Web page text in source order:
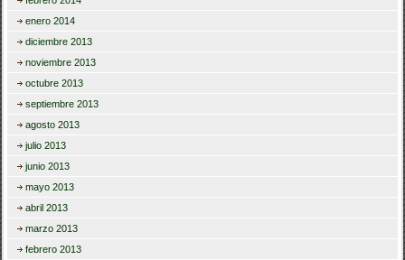
enero 2014
diciembre 2013
noviembre 2013
octubre 2013
septiembre 2013
agosto 2013
julio 2013
junio 2013
mayo 2013
abril 2013
marzo 2013
febrero 2013